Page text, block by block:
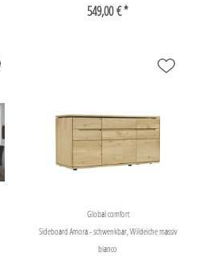
549,00 € *
Global comfort
Sideboard Amora - schwenkbar, Wildeiche massiv
bianco